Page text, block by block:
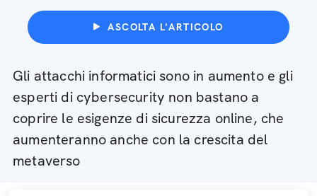
ASCOLTA L'ARTICOLO
Gli attacchi informatici sono in aumento e gli
esperti di cybersecurity non bastano a
coprire le esigenze di sicurezza online, che
aumenteranno anche con la crescita del
metaverso